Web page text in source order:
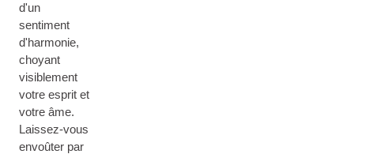
d'un
sentiment
d'harmonie,
choyant
visiblement
votre esprit et
votre âme.
Laissez-vous
envoûter par